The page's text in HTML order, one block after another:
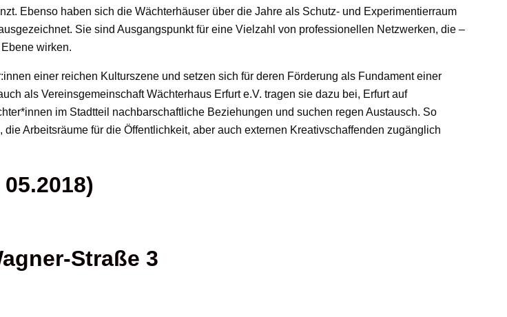
Ebenso haben sich die Wächterhäuser über die Jahre als Schutz- und Experimentierraum
Sie sind Ausgangspunkt für eine Vielzahl von professionellen Netzwerken, die –
wirken.
einer reichen Kulturszene und setzen sich für deren Förderung als Fundament einer
als Vereinsgemeinschaft Wächterhaus Erfurt e.V. tragen sie dazu bei, Erfurt auf
im Stadtteil nachbarschaftliche Beziehungen und suchen regen Austausch. So
Arbeitsräume für die Öffentlichkeit, aber auch externen Kreativschaffenden zugänglich
Straße 3